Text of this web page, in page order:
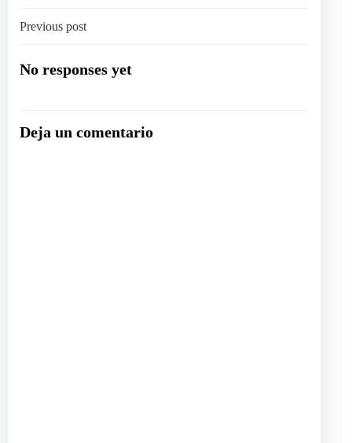
Navegación
por
entradas
Previous post
No responses yet
Deja un comentario